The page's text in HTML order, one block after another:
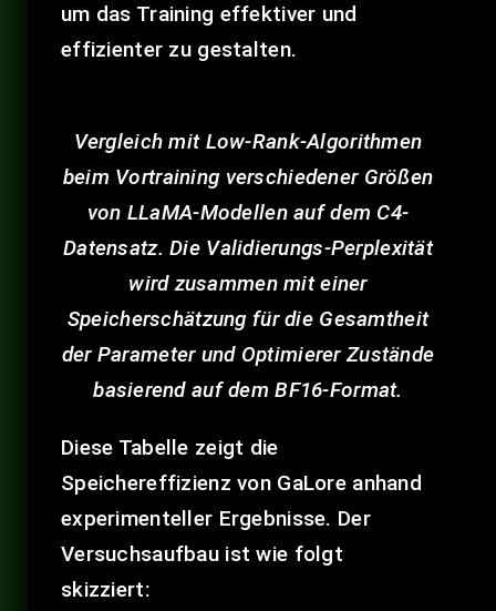
um das Training effektiver und
effizienter zu gestalten.
Vergleich mit Low-Rank-Algorithmen
beim Vortraining verschiedener Größen
von LLaMA-Modellen auf dem C4-
Datensatz.Die Validierungs-Perplexität
wird zusammen mit einer
Speicherschätzung für die Gesamtheit
der Parameter und OptimiererZustände
basierend auf dem BF16-Format.
Diese Tabelle zeigt die
Speichereffizienz von GaLore anhand
experimenteller Ergebnisse. Der
Versuchsaufbau ist wie folgt
skizziert: